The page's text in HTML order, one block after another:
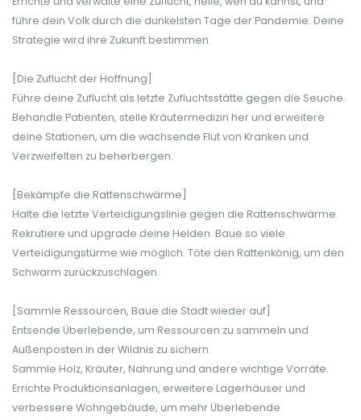
führe dein Volk durch die dunkelsten Tage der Pandemie. Deine
Strategie wird ihre Zukunft bestimmen.
[Die Zuflucht der Hoffnung]
Führe deine Zuflucht als letzte Zufluchtsstätte gegen die Seuche.
Behandle Patienten, stelle Kräutermedizin her und erweitere
deine Stationen, um die wachsende Flut von Kranken und
Verzweifelten zu beherbergen.
[Bekämpfe die Rattenschwärme]
Halte die letzte Verteidigungslinie gegen die Rattenschwärme.
Rekrutiere und upgrade deine Helden. Baue so viele
Verteidigungstürme wie möglich. Töte den Rattenkönig, um den
Schwarm zurückzuschlagen.
[Sammle Ressourcen, Baue die Stadt wieder auf]
Entsende Überlebende, um Ressourcen zu sammeln und
Außenposten in der Wildnis zu sichern.
Sammle Holz, Kräuter, Nahrung und andere wichtige Vorräte.
Errichte Produktionsanlagen, erweitere Lagerhäuser und
verbessere Wohngebäude, um mehr Überlebende